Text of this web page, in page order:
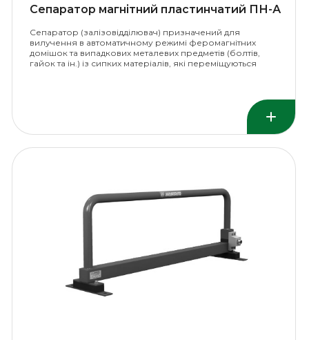
Сепаратор магнітний пластинчатий ПН-А
Сепаратор (залізовідділювач) призначений для
вилучення в автоматичному режимі феромагнітних
домішок та випадкових металевих предметів (болтів,
гайок та ін.) із сипких матеріалів, які переміщуються